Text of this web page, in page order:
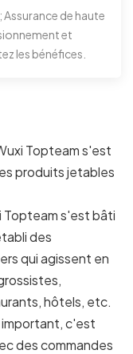
de haute
et
les bénéfices.
Topteam s'est
produits jetables
Topteam s'est bâti
des
qui agissent en
hôtels, etc.
c'est
des commandes